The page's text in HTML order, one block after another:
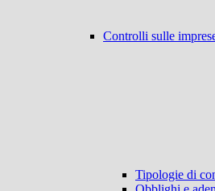
Controlli sulle
Tipologie di